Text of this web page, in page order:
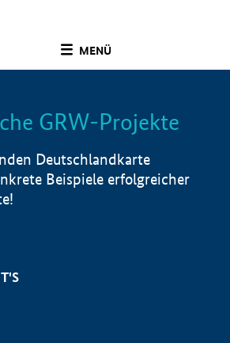
MENÜ
Info
GRW-Projekte
Deutschlandkarte
Beispiele erfolgreicher